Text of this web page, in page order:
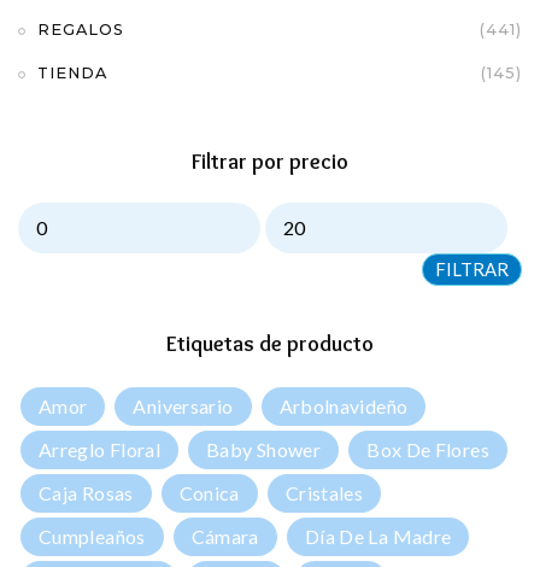
REGALOS (441)
TIENDA (145)
Filtrar por precio
FILTRAR
Etiquetas de producto
Amor Aniversario
Arbolnavideño
Arreglo Floral
Baby Shower
Box De Flores
Caja Rosas
Conica
Cristales
Cumpleaños
Cámara
Día De La Madre